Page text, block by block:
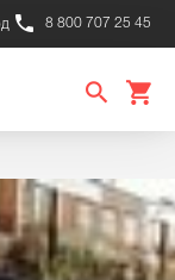
8 800 707 25 45